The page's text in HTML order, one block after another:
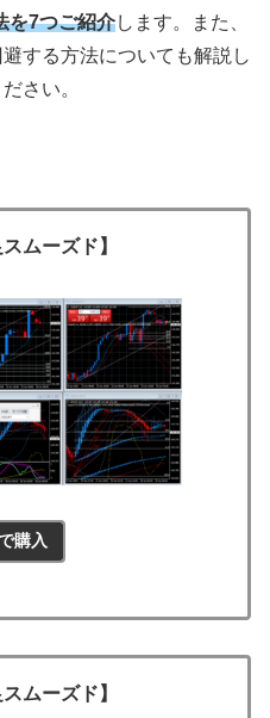
を7つご紹介します。また、
する方法についても解説し
さい。
ムーズド】
購入
ムーズド】